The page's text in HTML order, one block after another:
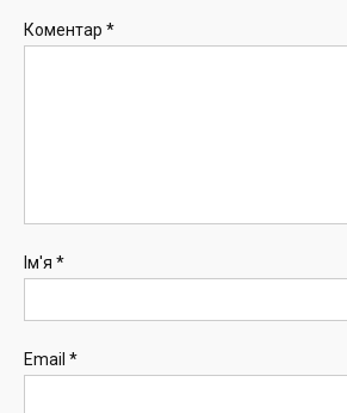
Коментар *
Ім'я *
Email *